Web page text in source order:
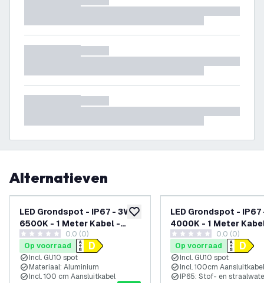
Alternatieven
toevoegen aan verlanglijst
LED Grondspot - IP67 - 3W -
6500K - 1 Meter Kabel -
Zwart
0 score sterren0.0 (0)
Op voorraad
Incl. GU10 spot
Materiaal: Aluminium
Incl. 100 cm Aansluitkabel
LED Grondspot - IP67
4000K - 1 Meter
0 score sterren0.0 (0)
Op voorraad
Incl. GU10 spot
Incl. 100cm Aansluitkabel
IP65: Stof- en